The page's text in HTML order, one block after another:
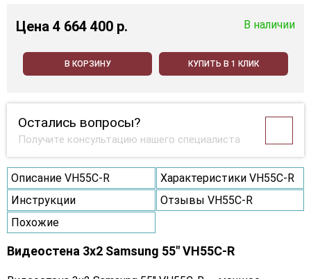
Цена 4 664 400 p. В наличии
В КОРЗИНУ КУПИТЬ В 1 КЛИК
Остались вопросы?
Получите консультацию нашего специалиста
Описание VH55C-R
Характеристики VH55C-R
Инструкции
Отзывы VH55C-R
Похожие
Видеостена 3x2 Samsung 55" VH55C-R